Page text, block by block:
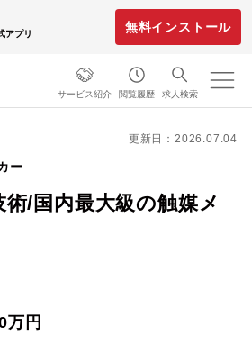
アプリ
無料インストール
サービス紹介 閲覧履歴 求人検索
更新日：2026.07.04
ー
術/国内最大級の触媒メ
万円